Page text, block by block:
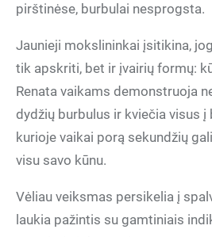
pirštinėse, burbulai nesprogsta.
Jaunieji mokslininkai įsitikina,
tik apskriti, bet ir įvairių formų:
Renata vaikams demonstruoja
dydžių burbulus ir kviečia visus
kurioje vaikai porą sekundžių
visu savo kūnu.
Vėliau veiksmas persikelia į
laukia pažintis su gamtiniais